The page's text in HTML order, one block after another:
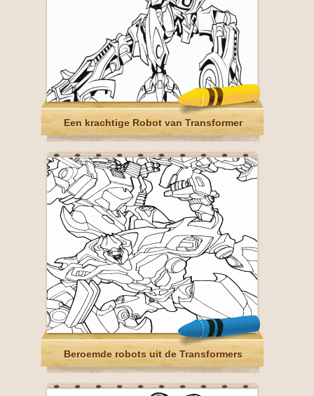
Een krachtige Robot van Transformer
Beroemde robots uit de Transformers